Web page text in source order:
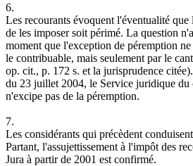
6.
Les recourants évoquent l'éventualité
de les imposer soit périmé. La question
moment que l'exception de péremption
le contribuable, mais seulement par le
op. cit., p. 172 s. et la jurisprudence
du 23 juillet 2004, le Service juridique du
n'excipe pas de la péremption.
7.
Les considérants qui précèdent
Partant, l'assujettissement à l'impôt des
Jura à partir de 2001 est confirmé.